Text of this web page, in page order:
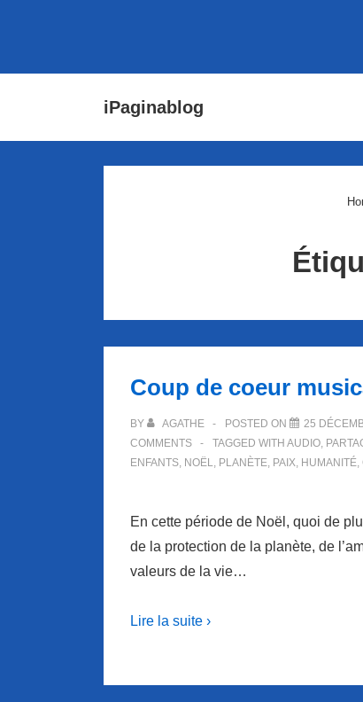
iPaginablog
Coup de coeur
BY AGATHE POSTED ON 25
COMMENTS
TAGGED WITH AUDIO,
ENFANTS, NOËL, PLANÈTE, PAIX, HUMANITÉ,
En cette période de Noël, quoi de
de la protection de la planète, de
valeurs de la vie…
Lire la suite ›